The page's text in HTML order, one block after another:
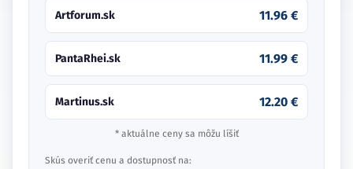
Artforum.sk 11.96 €
PantaRhei.sk 11.99 €
Martinus.sk 12.20 €
* aktuálne ceny sa môžu líšiť
Skús overiť cenu a dostupnosť na: